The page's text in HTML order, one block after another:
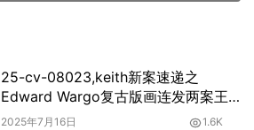
25-cv-08023,keith新案速递之
Edward Wargo复古版画连发两案王
炸维权！
2025年7月16日 1.6K